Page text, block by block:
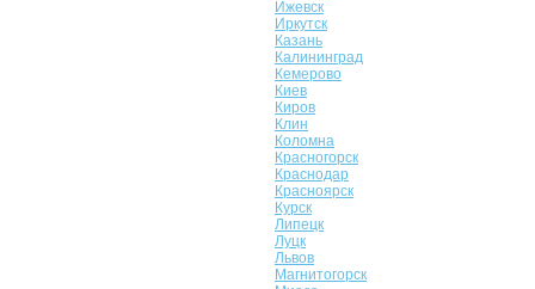
Ижевск
Иркутск
Казань
Калининград
Кемерово
Киев
Киров
Клин
Коломна
Красногорск
Краснодар
Красноярск
Курск
Липецк
Луцк
Львов
Магнитогорск